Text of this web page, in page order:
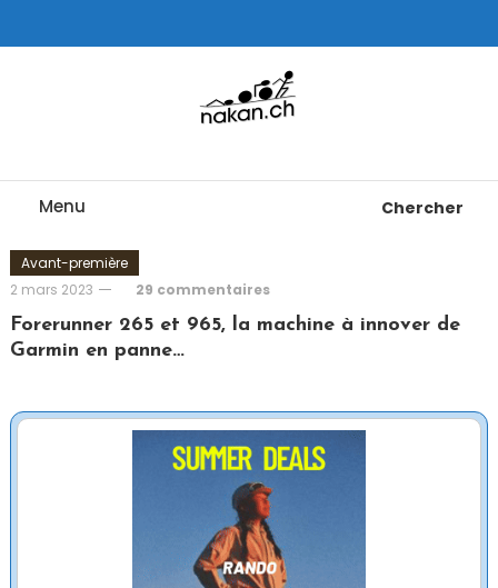
To
Menu Chercher
Avant-première
2 mars 2023
29 commentaires
Forerunner 265 et 965, la machine à innover de
Garmin en panne…